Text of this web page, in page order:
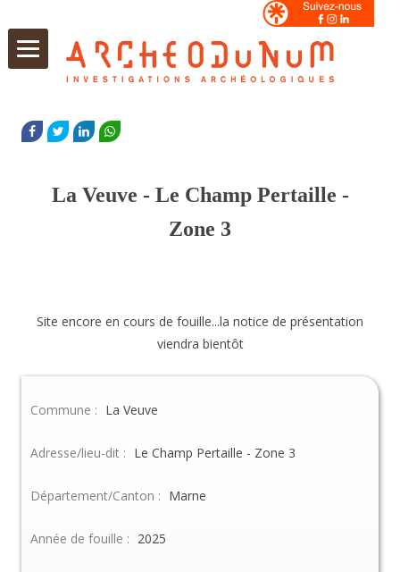
FACEBOOK
TWITTERLINKEDIN
La Veuve - Le Champ Pertaille -
Zone 3
Site encore en cours de fouille...la notice de présentation
viendra bientôt
Commune : La Veuve
Adresse/lieu-dit : Le Champ Pertaille - Zone 3
Département/Canton : Marne
Année de fouille : 2025